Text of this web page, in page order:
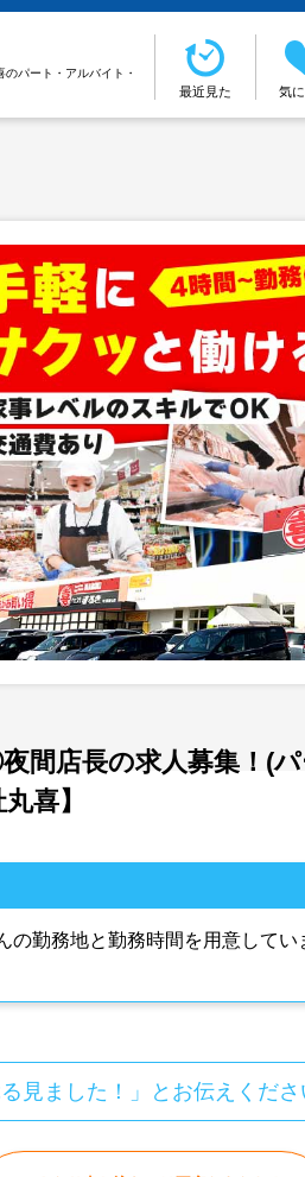
のパート・アルバイト・
最近見た 気
店長の求人募集！(パ
喜】
の勤務地と勤務時間を用意してい
見ました！」とお伝えくださ